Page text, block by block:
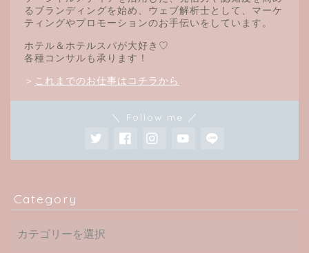
るブランディングを始め、ウェブ解析士として、マーケ
ティングやプロモーションのお手伝いをしています。
ホテル＆ホテルスパが大好き♡
各種コンサルも承ります！
＞ これまでのお仕事はコチラから
＼ Follow me ／
Category